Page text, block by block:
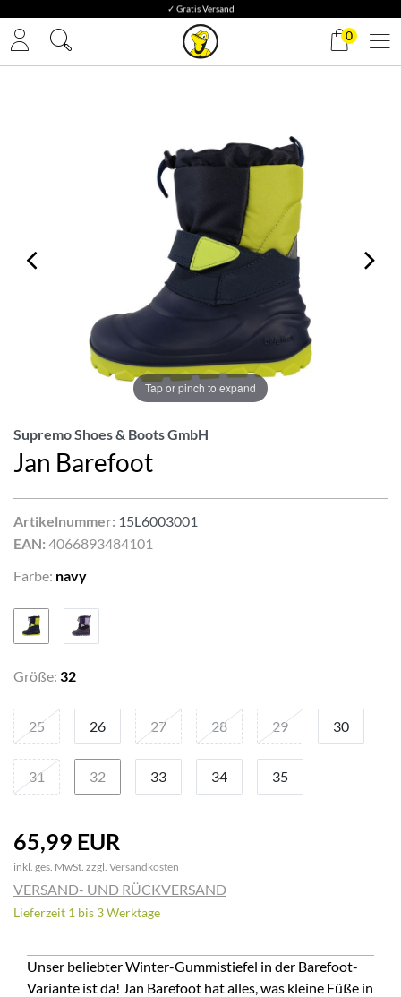
✓ Gratis Versand
0
Tap or pinch to expand
Supremo Shoes & Boots GmbH
Jan Barefoot
Artikelnummer: 15L6003001
EAN: 4066893484101
Farbe: navy
Größe: 32
25 26 27 28 29 30
31 32 33 34 35
65,99 EUR
inkl. ges. MwSt. zzgl. Versandkosten
VERSAND- UND RÜCKVERSAND
Lieferzeit 1 bis 3 Werktage
Unser beliebter Winter-Gummistiefel in der Barefoot-
Variante ist da! Jan Barefoot hat alles, was kleine Füße in